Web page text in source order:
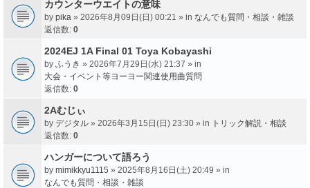
カウンターウエイトの意味
by pika » 2026年8月09日(日) 00:21 » in なんでも質問・相談・雑談
返信数: 0
2024EJ 1A Final 01 Toya Kobayashi
by ふうき » 2026年7月29日(水) 21:37 » in
大会・イベント等ヨーヨー関連使用曲質問
返信数: 0
2Aむじぃ
by デジタル » 2026年3月15日(日) 23:30 » in トリック解説・相談
返信数: 0
ハンガーについて語ろう
by mimikkyu1115 » 2025年8月16日(土) 20:49 » in
なんでも質問・相談・雑談